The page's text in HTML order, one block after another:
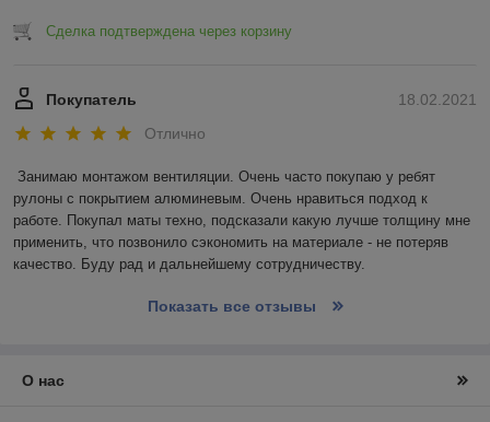
Сделка подтверждена через корзину
18.02.2021
Покупатель
Отлично
Занимаю монтажом вентиляции. Очень часто покупаю у ребят
рулоны с покрытием алюминевым. Очень нравиться подход к
работе. Покупал маты техно, подсказали какую лучше толщину мне
применить, что позвонило сэкономить на материале - не потеряв
качество. Буду рад и дальнейшему сотрудничеству.
Показать все отзывы
О нас